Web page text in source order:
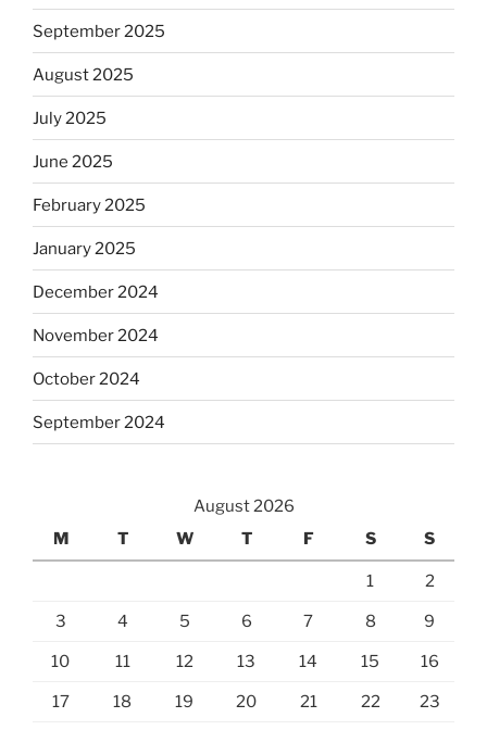
September 2025
August 2025
July 2025
June 2025
February 2025
January 2025
December 2024
November 2024
October 2024
September 2024
August 2026
M
T W T F S S
1 2
3 4 5 6 7 8 9
10 11 12 13 14 15 16
17 18 19 20 21 22 23